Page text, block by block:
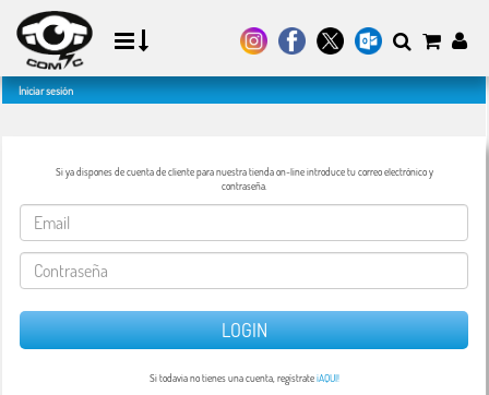
Iniciar sesión
Si ya dispones de cuenta de cliente para nuestra tienda on-line introduce tu correo electrónico y
contraseña.
LOGIN
Si todavia no tienes una cuenta, regístrate¡AQUI!